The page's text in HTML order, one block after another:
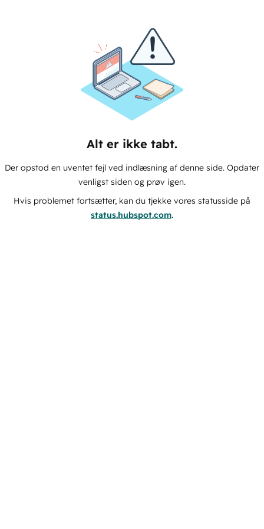
Alt er ikke tabt.
Der opstod en uventet fejl ved indlæsning af denne side. Opdater
venligst siden og prøv igen.
Hvis problemet fortsætter, kan du tjekke vores statusside på
status.hubspot.com.